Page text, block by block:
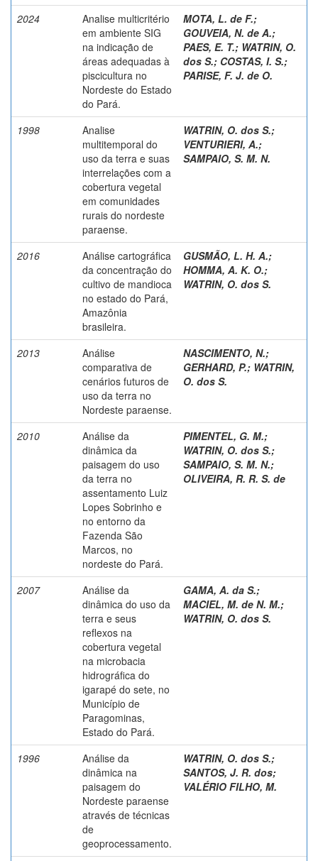
2024
Analise multicritério
em ambiente SIG
na indicação de
áreas adequadas à
piscicultura no
Nordeste do Estado
do Pará.
MOTA, L. de F.;
GOUVEIA, N. de A.;
PAES, E. T.; WATRIN, O.
dos S.; COSTAS, I. S.;
PARISE, F. J. de O.
1998
Analise
multitemporal do
uso da terra e suas
interrelações com a
cobertura vegetal
em comunidades
rurais do nordeste
paraense.
WATRIN, O. dos S.;
VENTURIERI, A.;
SAMPAIO, S. M. N.
2016
Análise cartográfica
da concentração do
cultivo de mandioca
no estado do Pará,
Amazônia
brasileira.
GUSMÃO, L. H. A.;
HOMMA, A. K. O.;
WATRIN, O. dos S.
2013
Análise
comparativa de
cenários futuros de
uso da terra no
Nordeste paraense.
NASCIMENTO, N.;
GERHARD, P.; WATRIN,
O. dos S.
2010
Análise da
dinâmica da
paisagem do uso
da terra no
assentamento Luiz
Lopes Sobrinho e
no entorno da
Fazenda São
Marcos, no
nordeste do Pará.
PIMENTEL, G. M.;
WATRIN, O. dos S.;
SAMPAIO, S. M. N.;
OLIVEIRA, R. R. S. de
2007
Análise da
dinâmica do uso da
terra e seus
reflexos na
cobertura vegetal
na microbacia
hidrográfica do
igarapé do sete, no
Município de
Paragominas,
Estado do Pará.
GAMA, A. da S.;
MACIEL, M. de N. M.;
WATRIN, O. dos S.
1996
Análise da
dinâmica na
paisagem do
Nordeste paraense
através de técnicas
de
geoprocessamento.
WATRIN, O. dos S.;
SANTOS, J. R. dos;
VALÉRIO FILHO, M.